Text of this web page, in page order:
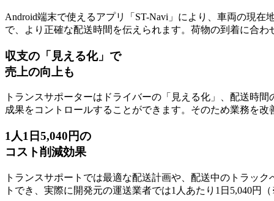
Android端末で使えるアプリ「ST-Navi」により、車両の現在
で、より正確な配送時間を伝えられます。荷物の到着に合
収支の「見える化」で
売上の向上も
トランスサポーターはドライバーの「見える化」、配送時
成果をコントロールすることができます。そのため業務を
1人1日5,040円の
コスト削減効果
トランスサポートでは最適な配送計画や、配送中のトラッ
トでき、実際に開発元の運送業者では1人あたり1日5,040円